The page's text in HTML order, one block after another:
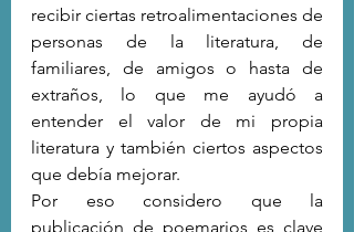
recibir ciertas retroalimentaciones de
personas de la literatura, de
familiares, de amigos o hasta de
extraños, lo que me ayudó a
entender el valor de mi propia
literatura y también ciertos aspectos
que debía mejorar.
Por eso considero que la
publicación de poemarios es clave